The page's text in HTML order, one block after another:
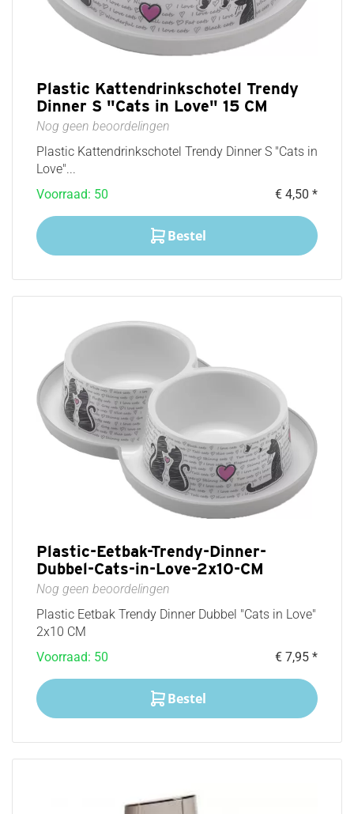
Plastic Kattendrinkschotel Trendy
Dinner S "Cats in Love" 15 CM
Nog geen beoordelingen
Plastic Kattendrinkschotel Trendy Dinner S "Cats in
Love"...
Voorraad: 50
€ 4,50 *
Bestel
Plastic-Eetbak-Trendy-Dinner-
Dubbel-Cats-in-Love-2x10-CM
Nog geen beoordelingen
Plastic Eetbak Trendy Dinner Dubbel "Cats in Love"
2x10 CM
Voorraad: 50
€ 7,95 *
Bestel